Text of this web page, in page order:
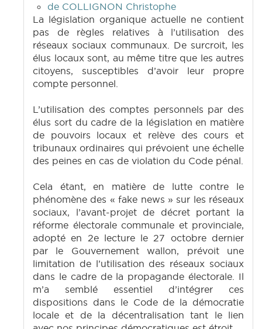
de COLLIGNON Christophe
La législation organique actuelle ne contient
pas de règles relatives à l’utilisation des
réseaux sociaux communaux. De surcroit, les
élus locaux sont, au même titre que les autres
citoyens, susceptibles d’avoir leur propre
compte personnel.
L’utilisation des comptes personnels par des
élus sort du cadre de la législation en matière
de pouvoirs locaux et relève des cours et
tribunaux ordinaires qui prévoient une échelle
des peines en cas de violation du Code pénal.
Cela étant, en matière de lutte contre le
phénomène des « fake news » sur les réseaux
sociaux, l’avant-projet de décret portant la
réforme électorale communale et provinciale,
adopté en 2e lecture le 27 octobre dernier
par le Gouvernement wallon, prévoit une
limitation de l’utilisation des réseaux sociaux
dans le cadre de la propagande électorale. Il
m’a semblé essentiel d’intégrer ces
dispositions dans le Code de la démocratie
locale et de la décentralisation tant le lien